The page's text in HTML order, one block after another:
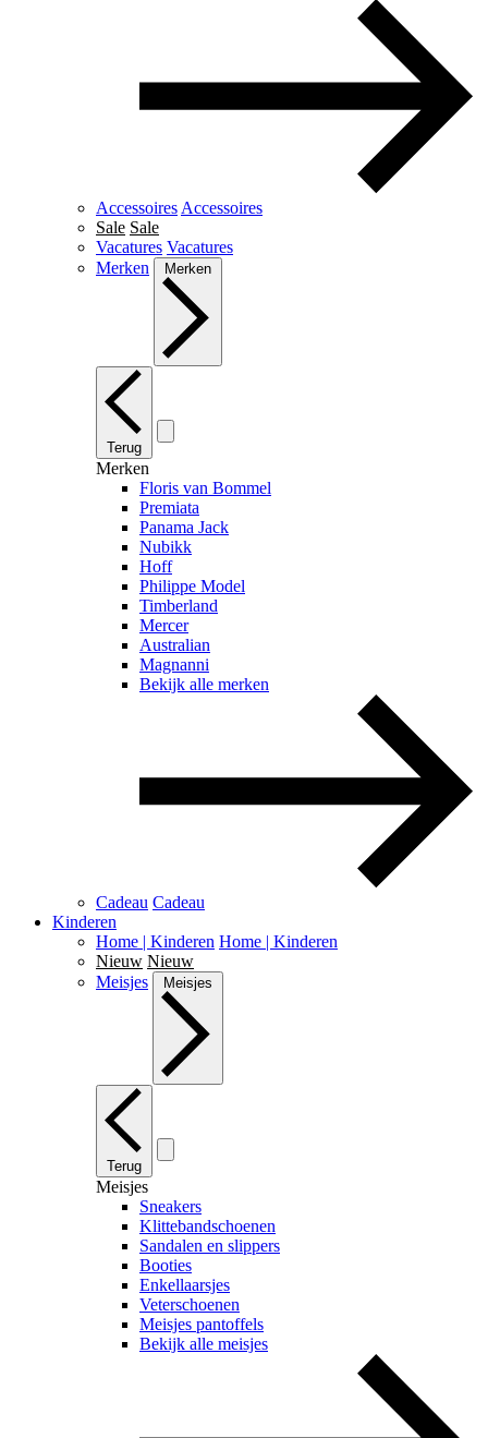
Accessoires Accessoires
Sale Sale
Vacatures Vacatures
Merken
Merken
Terug
Merken
Floris van Bommel
Premiata
Panama Jack
Nubikk
Hoff
Philippe Model
Timberland
Mercer
Australian
Magnanni
Bekijk alle merken
Cadeau Cadeau
Kinderen
Home | Kinderen Home | Kinderen
Nieuw Nieuw
Meisjes
Meisjes
Terug
Meisjes
Sneakers
Klittebandschoenen
Sandalen en slippers
Booties
Enkellaarsjes
Veterschoenen
Meisjes pantoffels
Bekijk alle meisjes